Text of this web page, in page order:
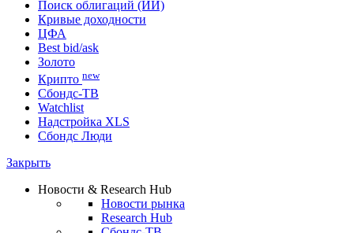
Войти Зарегистрироваться
Портфель
Консенсусы
Поиск облигаций (ИИ)
Кривые доходности
ЦФА
Best bid/ask
Золото
Крипто new
Watchlist
Сбондс Люди